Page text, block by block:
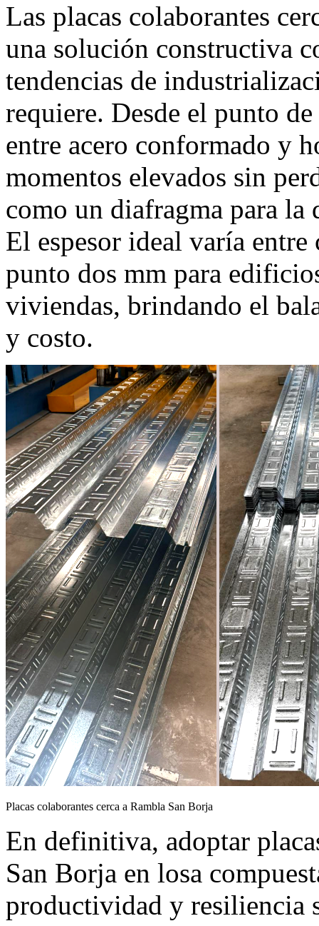
Las placas colaborantes
una solución constructiva
tendencias de
requiere. Desde el punto
entre acero conformado y
momentos elevados sin
como un diafragma para la
El espesor ideal varía
punto dos mm para
viviendas, brindando el
y costo.
Placas colaborantes cerca a Rambla San Borja
En definitiva, adoptar
San Borja en losa
productividad y resiliencia